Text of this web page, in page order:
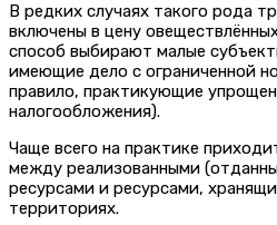
В редких случаях такого рода
включены в цену
способ выбирают малые
имеющие дело с ограниченной
правило, практикующие
налогообложения).
Чаще всего на практике
между реализованными
ресурсами и ресурсами,
территориях.